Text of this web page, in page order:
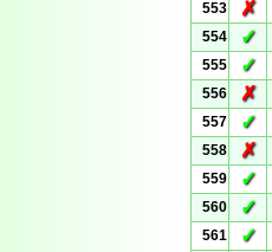
553
✗
554
✓
555
✓
556
✗
557
✓
558
✗
559
✓
560
✓
561
✓